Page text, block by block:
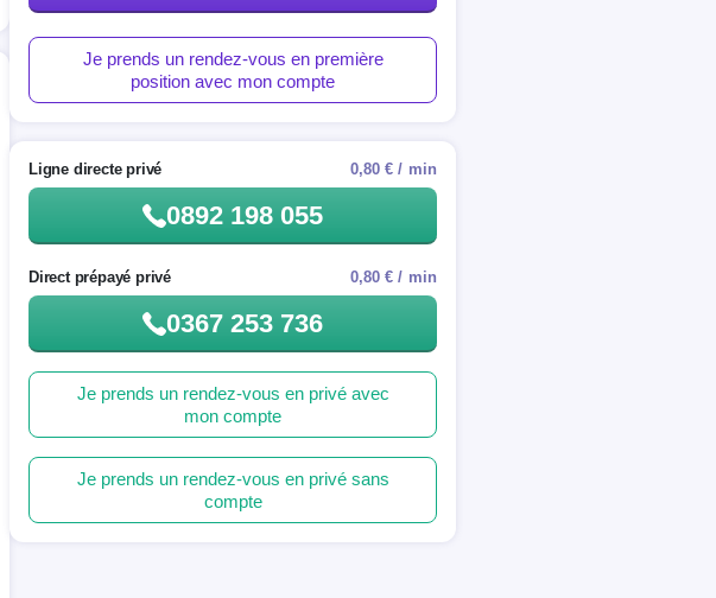
Je prends un rendez-vous en première
position avec mon compte
Ligne directe privé 0,80 € / min
0892 198 055
Direct prépayé privé 0,80 € / min
0367 253 736
Je prends un rendez-vous en privé avec
mon compte
Je prends un rendez-vous en privé sans
compte